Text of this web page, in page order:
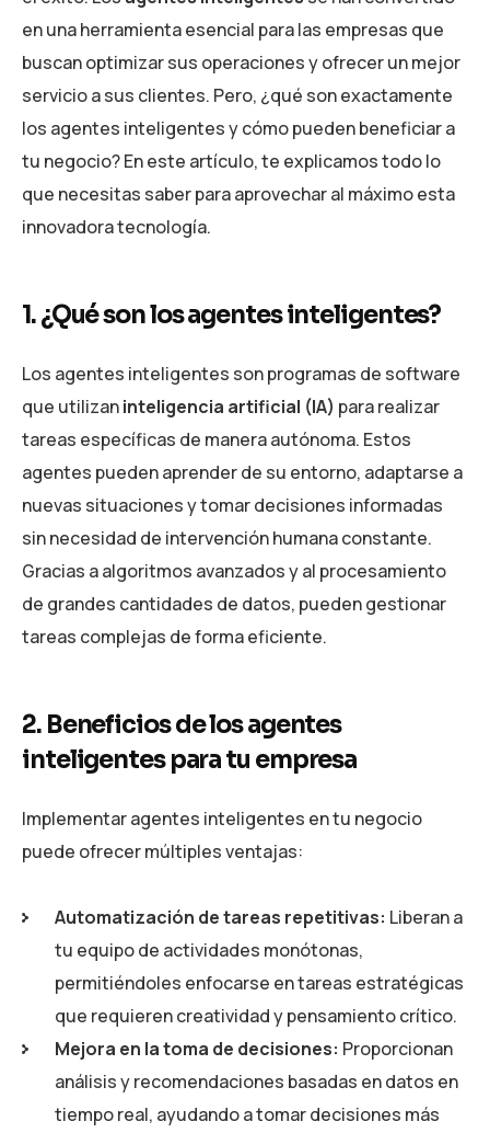
en una herramienta esencial para las empresas que
buscan optimizar sus operaciones y ofrecer un mejor
servicio a sus clientes. Pero, ¿qué son exactamente
los agentes inteligentes y cómo pueden beneficiar a
tu negocio? En este artículo, te explicamos todo lo
que necesitas saber para aprovechar al máximo esta
innovadora tecnología.
1. ¿Qué son los agentes inteligentes?
Los agentes inteligentes son programas de software
que utilizaninteligencia artificial (IA) para realizar
tareas específicas de manera autónoma. Estos
agentes pueden aprender de su entorno, adaptarse a
nuevas situaciones y tomar decisiones informadas
sin necesidad de intervención humana constante.
Gracias a algoritmos avanzados y al procesamiento
de grandes cantidades de datos, pueden gestionar
tareas complejas de forma eficiente.
2. Beneficios de los agentes
inteligentes para tu empresa
Implementar agentes inteligentes en tu negocio
puede ofrecer múltiples ventajas:
Automatización de tareas repetitivas: Liberan a
tu equipo de actividades monótonas,
permitiéndoles enfocarse en tareas estratégicas
que requieren creatividad y pensamiento crítico.
Mejora en la toma de decisiones: Proporcionan
análisis y recomendaciones basadas en datos en
tiempo real, ayudando a tomar decisiones más